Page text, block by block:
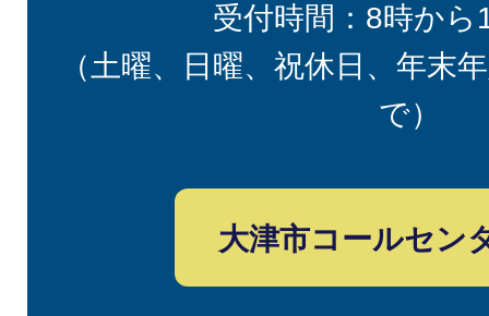
受付時間：8時から
（土曜、日曜、祝休日、年末
で）
大津市コールセン